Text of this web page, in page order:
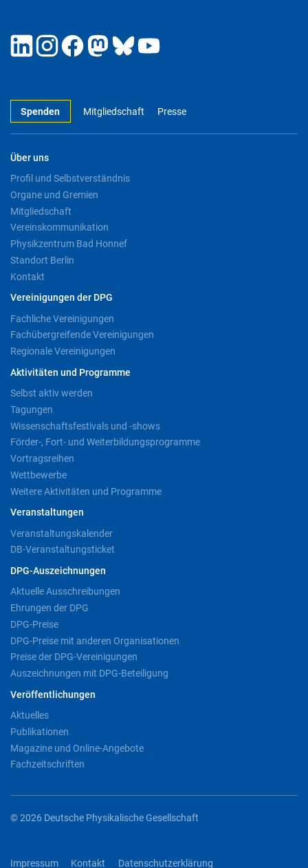
Spenden Mitgliedschaft Presse
Über uns
Profil und Selbstverständnis
Organe und Gremien
Mitgliedschaft
Vereinskommunikation
Physikzentrum Bad Honnef
Standort Berlin
Kontakt
Vereinigungen der DPG
Fachliche Vereinigungen
Fachübergreifende Vereinigungen
Regionale Vereinigungen
Aktivitäten und Programme
Selbst aktiv werden
Tagungen
Wissenschaftsfestivals und -shows
Förder-, Fort- und Weiterbildungsprogramme
Vortragsreihen
Wettbewerbe
Weitere Aktivitäten und Programme
Veranstaltungen
Veranstaltungskalender
DB-Veranstaltungsticket
DPG-Auszeichnungen
Aktuelle Ausschreibungen
Ehrungen der DPG
DPG-Preise
DPG-Preise mit anderen Organisationen
Preise der DPG-Vereinigungen
Auszeichnungen mit DPG-Beteiligung
Veröffentlichungen
Aktuelles
Publikationen
Magazine und Online-Angebote
Fachzeitschriften
© 2026 Deutsche Physikalische Gesellschaft
Impressum Kontakt Datenschutzerklärung